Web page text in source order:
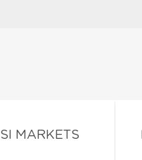
ISI MARKETS